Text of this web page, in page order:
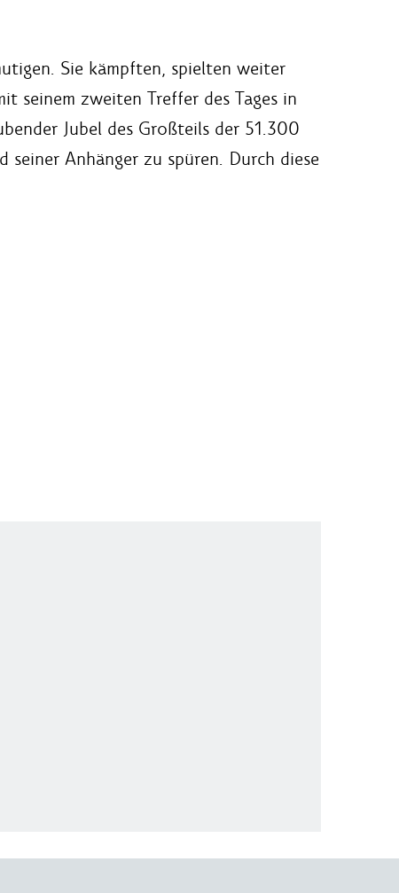
Sie kämpften, spielten weiter
seinem zweiten Treffer des Tages in
Jubel des Großteils der 51.300
Anhänger zu spüren. Durch diese